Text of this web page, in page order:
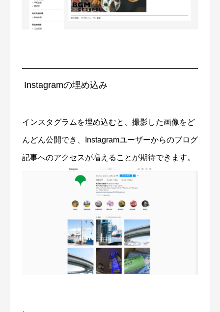
Instagramの埋め込み
インスタグラムを埋め込むと、撮影した画像をど
んどん公開でき、Instagramユーザーからのブログ
記事へのアクセスが増えることが期待できます。